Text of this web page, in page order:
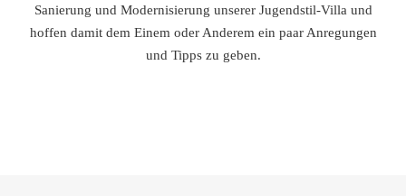
Sanierung und Modernisierung unserer Jugendstil-Villa und
hoffen damit dem Einem oder Anderem ein paar Anregungen
und Tipps zu geben.